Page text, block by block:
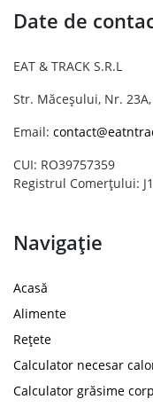
Date de
EAT & TRACK S.R.L
Str. Măceșului, Nr.
Email:
CUI: RO39757359
Registrul Comerțului:
Navigație
Acasă
Alimente
Rețete
Calculator necesar
Calculator grăsime